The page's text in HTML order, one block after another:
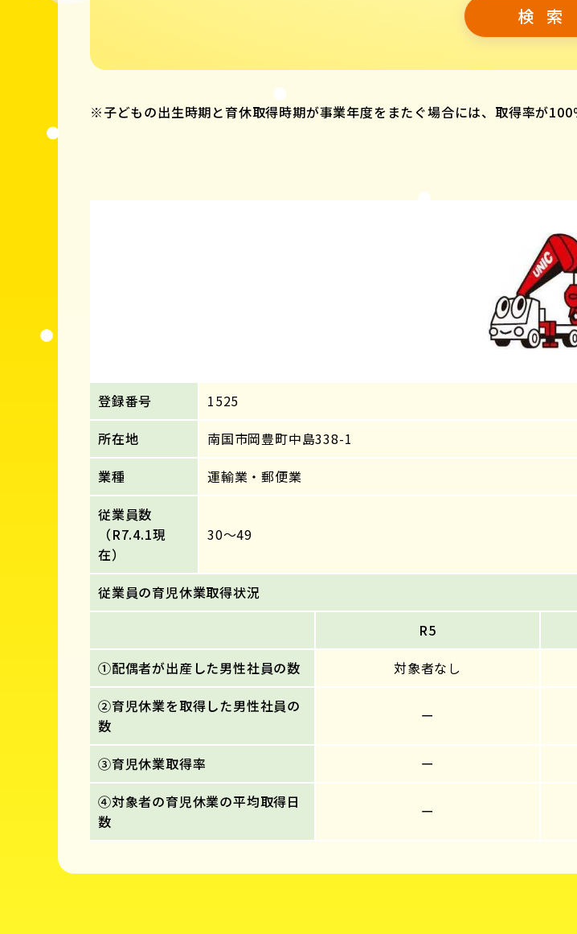
※子どもの出生時期と育休取得時期が事業年度をまたぐ場合には、取得率が100
登録番号
1525
所在地
南国市岡豊町中島338-1
業種
運輸業・郵便業
従業員数
（R7.4.1現
在）
30～49
従業員の育児休業取得状況
R5
①配偶者が出産した男性社員の数
対象者なし
②育児休業を取得した男性社員の
数
ー
③育児休業取得率 ー
④対象者の育児休業の平均取得日
数
ー